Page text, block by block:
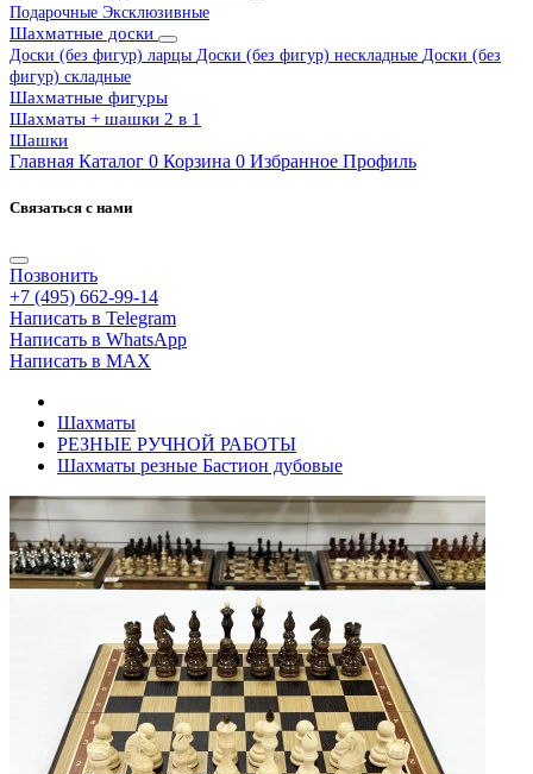
Подарочные Эксклюзивные
Шахматные доски
Доски (без фигур) ларцы Доски (без фигур) нескладные Доски (без
фигур) складные
Шахматные фигуры
Шахматы + шашки 2 в 1
Шашки
Главная Каталог 0 Корзина 0 Избранное Профиль
Связаться с нами
Позвонить
+7 (495) 662-99-14
Написать в Telegram
Написать в WhatsApp
Написать в MAX
Шахматы
РЕЗНЫЕ РУЧНОЙ РАБОТЫ
Шахматы резные Бастион дубовые